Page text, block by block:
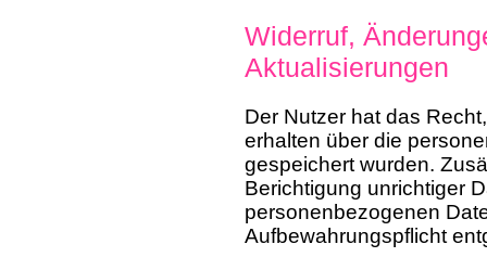
Widerruf,
Aktualisierungen
Der Nutzer hat das
erhalten über die
gespeichert wurden.
Berichtigung unrichtiger
personenbezogenen
Aufbewahrungspflicht